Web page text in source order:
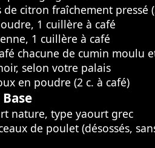
citron fraîchement pressé
1 cuillère à café
1 cuillère à café
chacune de cumin moulu
selon votre palais
en poudre (2 c. à café)
nature, type yaourt grec
de poulet (désossés,